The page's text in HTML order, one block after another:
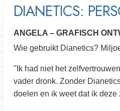
DIANETICS:
ANGELA – GRAFISCH
Wie gebruikt Dianetics?
"Ik had niet het
vader dronk. Zonder
doelen en ik weet dat ik